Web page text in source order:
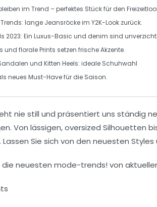
im Trend – perfektes Stück für den
: lange Jeansröckeim Y2K-Look zurück.
2023: Ein Luxus-Basic und denim sind
und florale Prints setzen frische Akzente.
und Kitten Heels: ideale Schuhwahl
neues Must-Have für die Saison.
nie still und präsentiert uns ständig
Von lässigen, oversized Silhouetten
Sie sich von den neuesten Styles